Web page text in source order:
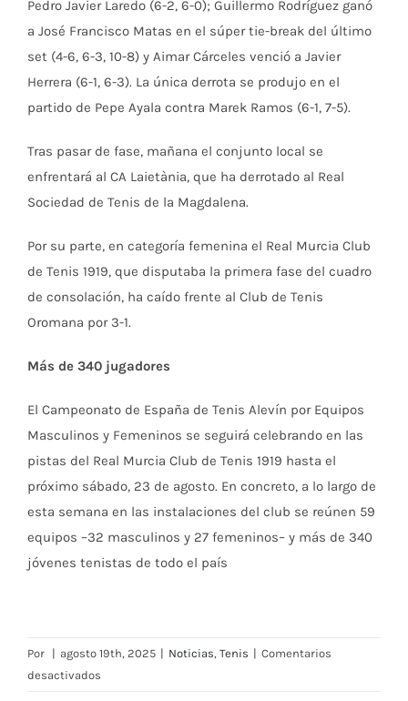
Pedro Javier Laredo (6-2, 6-0); Guillermo Rodríguez ganó
a José Francisco Matas en el súper tie-break del último
set (4-6, 6-3, 10-8) y Aimar Cárceles venció a Javier
Herrera (6-1, 6-3). La única derrota se produjo en el
partido de Pepe Ayala contra Marek Ramos (6-1, 7-5).
Tras pasar de fase, mañana el conjunto local se
enfrentará al CA Laietània, que ha derrotado al Real
Sociedad de Tenis de la Magdalena.
Por su parte, en categoría femenina el Real Murcia Club
de Tenis 1919, que disputaba la primera fase del cuadro
de consolación, ha caído frente al Club de Tenis
Oromana por 3-1.
Más de 340 jugadores
El Campeonato de España de Tenis Alevín por Equipos
Masculinos y Femeninos se seguirá celebrando en las
pistas del Real Murcia Club de Tenis 1919 hasta el
próximo sábado, 23 de agosto. En concreto, a lo largo de
esta semana en las instalaciones del club se reúnen 59
equipos –32 masculinos y 27 femeninos– y más de 340
jóvenes tenistas de todo el país
Por | agosto 19th, 2025 | Noticias, Tenis | Comentarios
desactivados